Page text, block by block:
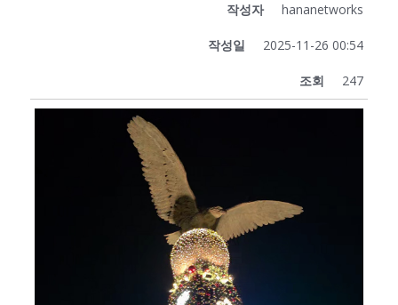
작성자 hananetworks
작성일 2025-11-26 00:54
조회 247